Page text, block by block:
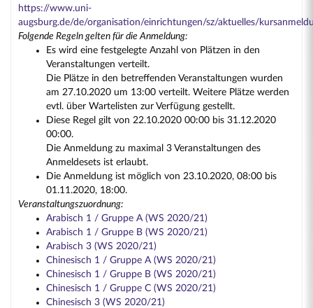
https://www.uni-
augsburg.de/de/organisation/einrichtungen/sz/aktuelles/
Folgende Regeln gelten für die Anmeldung:
Es wird eine festgelegte Anzahl von Plätzen in den
Veranstaltungen verteilt.
Die Plätze in den betreffenden Veranstaltungen wurden
am 27.10.2020 um 13:00 verteilt. Weitere Plätze werden
evtl. über Wartelisten zur Verfügung gestellt.
Diese Regel gilt von 22.10.2020 00:00 bis 31.12.2020
00:00.
Die Anmeldung zu maximal 3 Veranstaltungen des
Anmeldesets ist erlaubt.
Die Anmeldung ist möglich von 23.10.2020, 08:00 bis
01.11.2020, 18:00.
Veranstaltungszuordnung:
Arabisch 1 / Gruppe A (WS 2020/21)
Arabisch 1 / Gruppe B (WS 2020/21)
Arabisch 3 (WS 2020/21)
Chinesisch 1 / Gruppe A (WS 2020/21)
Chinesisch 1 / Gruppe B (WS 2020/21)
Chinesisch 1 / Gruppe C (WS 2020/21)
Chinesisch 3 (WS 2020/21)